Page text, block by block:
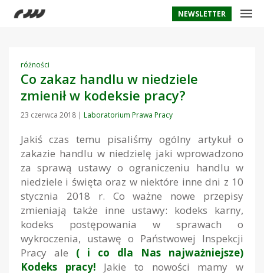
NEWSLETTER
różności
Co zakaz handlu w niedziele
zmienił w kodeksie pracy?
23 czerwca 2018 | Laboratorium Prawa Pracy
Jakiś czas temu pisaliśmy ogólny artykuł o
zakazie handlu w niedzielę jaki wprowadzono
za sprawą ustawy o ograniczeniu handlu w
niedziele i święta oraz w niektóre inne dni z 10
stycznia 2018 r. Co ważne nowe przepisy
zmieniają także inne ustawy: kodeks karny,
kodeks postępowania w sprawach o
wykroczenia, ustawę o Państwowej Inspekcji
Pracy ale ( i co dla Nas najważniejsze)
Kodeks pracy! Jakie to nowości mamy w